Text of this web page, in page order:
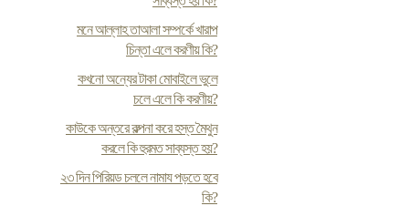
মনে আল্লাহ তাআলা সম্পর্কে খারাপ
চিন্তা এলে করণীয় কি?
কখনো অন্যের টাকা মোবাইলে ভুলে
চলে এলে কি করণীয়?
কাউকে অন্তরে কল্পনা করে হস্ত মৈথুন
করলে কি হুরমত সাব্যস্ত হয়?
২৩ দিন পিরিয়ড চললে নামায পড়তে হবে
কি?